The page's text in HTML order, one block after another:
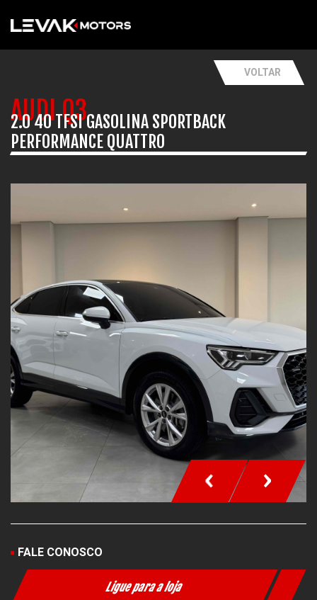
AUDI Q3
2.0 40 TFSI GASOLINA SPORTBACK
PERFORMANCE QUATTRO
VOLTAR
‹ ›
FALE CONOSCO
Ligue para a loja